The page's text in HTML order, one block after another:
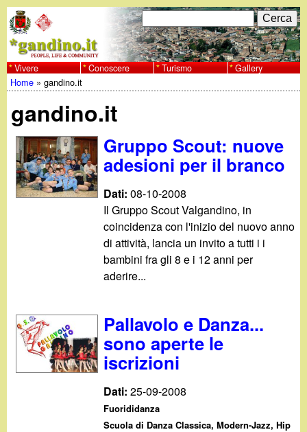
al
contenuto
w
w
w
d
n
F
o
r
d
i
r
i
c
e
c
a
C
e
r
c
Vivere Conoscere Turismo Gallery
sei
qui
Home »gandino.it
gandino.it
Gruppo Scout: nuove
adesioni per il branco
Dati:08-10-2008
Il Gruppo Scout Valgandino, in
coincidenza con l'inizio del nuovo anno
di attività, lancia un invito a tutti i i
bambini fra gli 8 e i 12 anni per
aderire...
Pallavolo e Danza...
sono aperte le
iscrizioni
Dati:25-09-2008
Fuorididanza
Scuola di Danza Classica, Modern-Jazz, Hip